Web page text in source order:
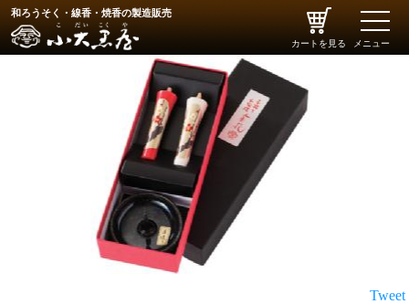
和ろうそく・線香・焼香の製造販売
カートを見る
toggle
メニュー
Tweet